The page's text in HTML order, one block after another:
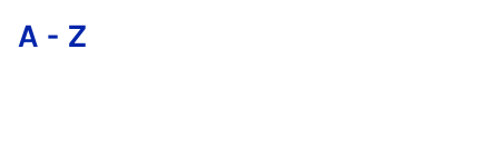
A - Z